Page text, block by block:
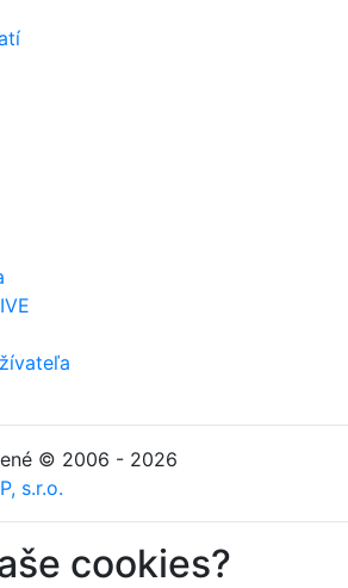
© 2006 - 2026
s.r.o.
cookies?